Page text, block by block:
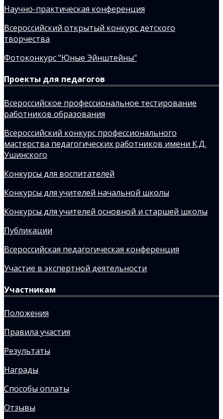
Научно-практическая конференция
Всероссийский открытый конкурс детского
творчества
Фотоконкурс "Юные Эйнштейны"
Проекты для педагогов
Всероссийское профессиональное тестирование
работников образования
Всероссийский конкурс профессионального
мастерства педагогических работников имени К.Д.
Ушинского
Конкурсы для воспитателей
Конкурсы для учителей начальной школы
Конкурсы для учителей основной и старшей школы
Публикации
Всероссийская педагогическая конференция
Участие в экспертной деятельности
Участникам
Положения
Правила участия
Результаты
Награды
Способы оплаты
Отзывы